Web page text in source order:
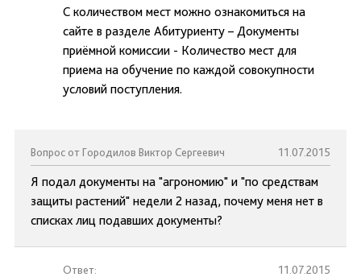
С количеством мест можно ознакомиться на
сайте в разделе Абитуриенту – Документы
приёмной комиссии - Количество мест для
приема на обучение по каждой совокупности
условий поступления.
Вопрос от Городилов Виктор Сергеевич 11.07.2015
Я подал документы на "агрономию" и "по средствам
защиты растений" недели 2 назад, почему меня нет в
списках лиц подавших документы?
Ответ: 11.07.2015